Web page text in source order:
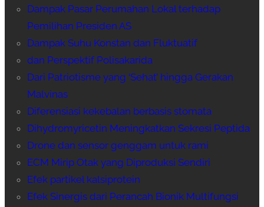
Dampak Pasar Perumahan Lokal terhadap
Pemilihan Presiden AS
Dampak Suhu Konstan dan Fluktuatif
dan Perspektif Polisakarida
Dari Patriotisme yang ‘Sehat’ hingga Gerakan
Malvinas
Diferensiasi kekebalan berbasis stomata
Dihydromyricetin Meningkatkan Sekresi Peptida
Drone dan sensor genggam untuk rami
ECM Mirip Otak yang Diproduksi Sendiri
Efek partikel kalsiprotein
Efek Sinergis dari Perancah Bionik Multifungsi